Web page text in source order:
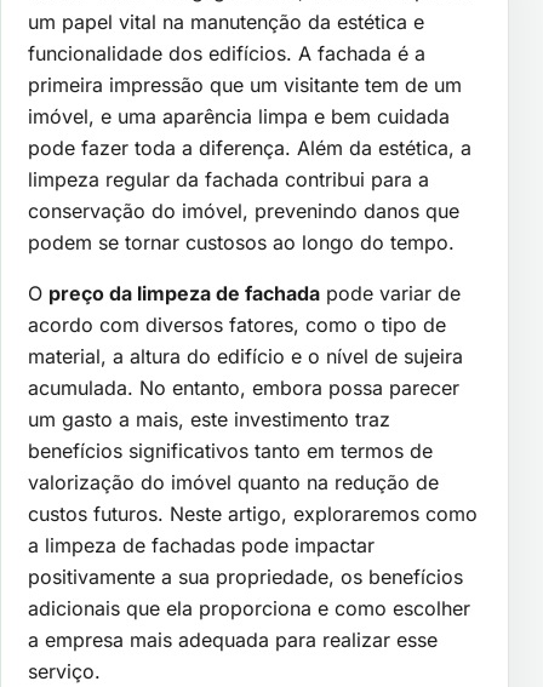
um papel vital na manutenção da estética e
funcionalidade dos edifícios. A fachada é a
primeira impressão que um visitante tem de um
imóvel, e uma aparência limpa e bem cuidada
pode fazer toda a diferença. Além da estética, a
limpeza regular da fachada contribui para a
conservação do imóvel, prevenindo danos que
podem se tornar custosos ao longo do tempo.
O preço da limpeza de fachada pode variar de
acordo com diversos fatores, como o tipo de
material, a altura do edifício e o nível de sujeira
acumulada. No entanto, embora possa parecer
um gasto a mais, este investimento traz
benefícios significativos tanto em termos de
valorização do imóvel quanto na redução de
custos futuros. Neste artigo, exploraremos como
a limpeza de fachadas pode impactar
positivamente a sua propriedade, os benefícios
adicionais que ela proporciona e como escolher
a empresa mais adequada para realizar esse
serviço.